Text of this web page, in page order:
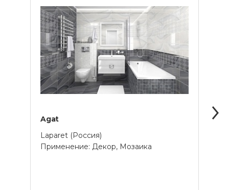
Agat
Laparet (Россия)
Применение: Декор, Мозаика